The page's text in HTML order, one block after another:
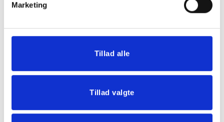
Marketing
Tillad alle
Tillad valgte
OVERBLIK
Produkter
Services